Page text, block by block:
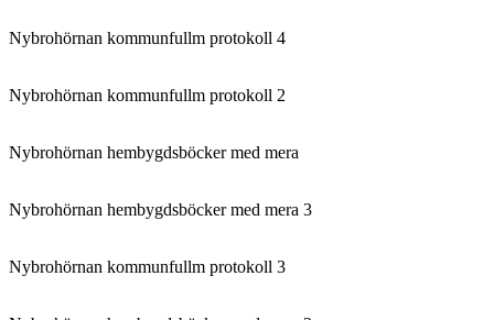
Nybrohörnan kommunfullm protokoll 4
Nybrohörnan kommunfullm protokoll 2
Nybrohörnan hembygdsböcker med mera
Nybrohörnan hembygdsböcker med mera 3
Nybrohörnan kommunfullm protokoll 3